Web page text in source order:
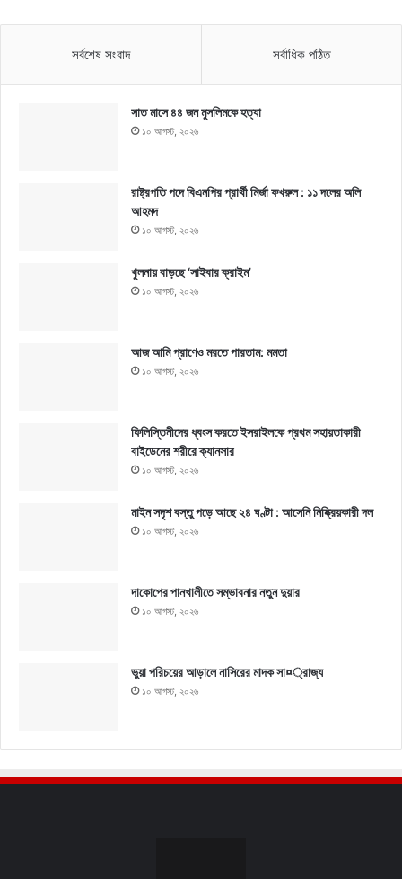
সর্বশেষ সংবাদ সর্বাধিক পঠিত
সাত মাসে ৪৪ জন মুসলিমকে হত্যা
১০ আগস্ট, ২০২৬
রাষ্ট্রপতি পদে বিএনপির প্রার্থী মির্জা ফখরুল : ১১ দলের অলি
আহমদ
১০ আগস্ট, ২০২৬
খুলনায় বাড়ছে ‘সাইবার ক্রাইম’
১০ আগস্ট, ২০২৬
আজ আমি প্রাণেও মরতে পারতাম: মমতা
১০ আগস্ট, ২০২৬
ফিলিস্তিনীদের ধ্বংস করতে ইসরাইলকে প্রথম সহায়তাকারী
বাইডেনের শরীরে ক্যানসার
১০ আগস্ট, ২০২৬
মাইন সদৃশ বস্তু পড়ে আছে ২৪ ঘণ্টা : আসেনি নিষ্ক্রিয়কারী দল
১০ আগস্ট, ২০২৬
দাকোপের পানখালীতে সম্ভাবনার নতুন দুয়ার
১০ আগস্ট, ২০২৬
ভুয়া পরিচয়ের আড়ালে নাসিরের মাদক সা¤্রাজ্য
১০ আগস্ট, ২০২৬